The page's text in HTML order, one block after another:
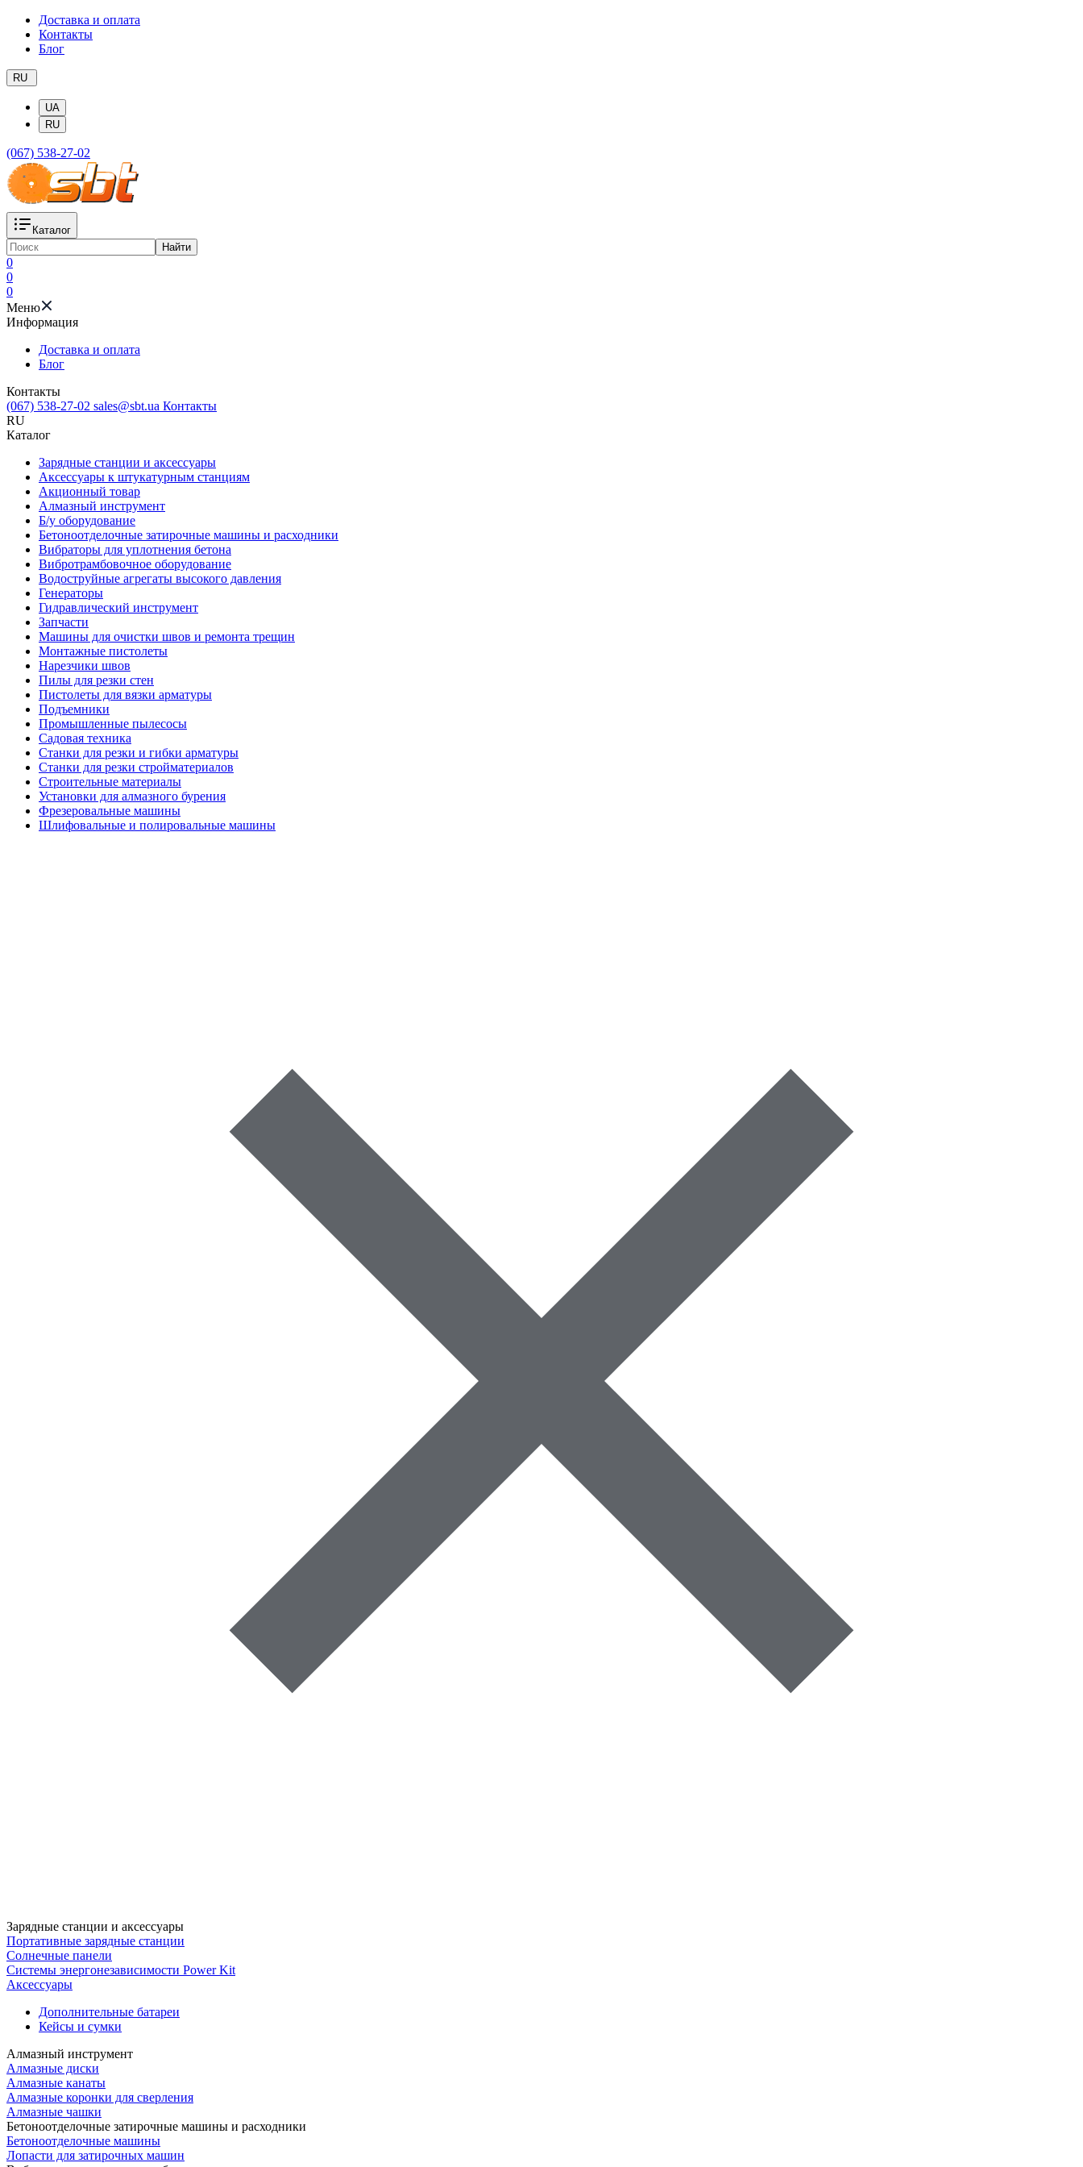
Доставка и оплата
Контакты
Блог
RU
UA
RU
(067) 538-27-02
Каталог
Найти
0
0
0
Меню
Информация
Доставка и оплата
Блог
Контакты
(067) 538-27-02 sales@sbt.ua Контакты
RU
Каталог
Зарядные станции и аксессуары
Аксессуары к штукатурным станциям
Акционный товар
Алмазный инструмент
Б/у оборудование
Бетоноотделочные затирочные машины и расходники
Вибраторы для уплотнения бетона
Вибротрамбовочное оборудование
Водоструйные агрегаты высокого давления
Генераторы
Гидравлический инструмент
Запчасти
Машины для очистки швов и ремонта трещин
Монтажные пистолеты
Нарезчики швов
Пилы для резки стен
Пистолеты для вязки арматуры
Подъемники
Промышленные пылесосы
Садовая техника
Станки для резки и гибки арматуры
Станки для резки стройматериалов
Строительные материалы
Установки для алмазного бурения
Фрезеровальные машины
Шлифовальные и полировальные машины
Зарядные станции и аксессуары
Портативные зарядные станции
Солнечные панели
Системы энергонезависимости Power Kit
Аксессуары
Дополнительные батареи
Кейсы и сумки
Алмазный инструмент
Алмазные диски
Алмазные канаты
Алмазные коронки для сверления
Алмазные чашки
Бетоноотделочные затирочные машины и расходники
Бетоноотделочные машины
Лопасти для затирочных машин